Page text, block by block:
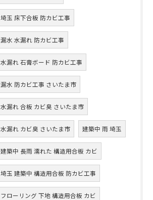
埼玉 床下合板 防カビ工事
漏水 水漏れ 防カビ工事
水漏れ 石膏ボード 防カビ工事
漏水 防カビ工事 さいたま市
水漏れ 合板 カビ臭 さいたま市
水漏れ カビ臭 さいたま市 建築中 雨 埼玉
建築中 長雨 濡れた 構造用合板 カビ
埼玉 建築中 構造用合板 防カビ工事
フローリング 下地 構造用合板 カビ